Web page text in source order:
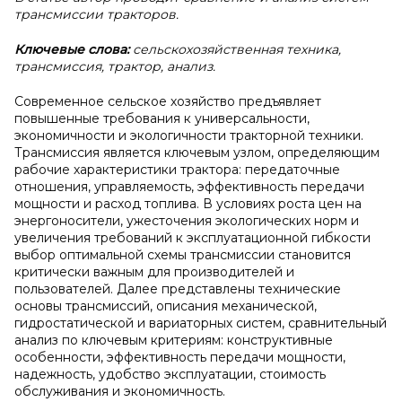
трансмиссии тракторов.
Ключевые слова:сельскохозяйственная техника,
трансмиссия, трактор, анализ.
Современное сельское хозяйство предъявляет
повышенные требования к универсальности,
экономичности и экологичности тракторной техники.
Трансмиссия является ключевым узлом, определяющим
рабочие характеристики трактора: передаточные
отношения, управляемость, эффективность передачи
мощности и расход топлива. В условиях роста цен на
энергоносители, ужесточения экологических норм и
увеличения требований к эксплуатационной гибкости
выбор оптимальной схемы трансмиссии становится
критически важным для производителей и
пользователей. Далее представлены технические
основы трансмиссий, описания механической,
гидростатической и вариаторных систем, сравнительный
анализ по ключевым критериям: конструктивные
особенности, эффективность передачи мощности,
надежность, удобство эксплуатации, стоимость
обслуживания и экономичность.